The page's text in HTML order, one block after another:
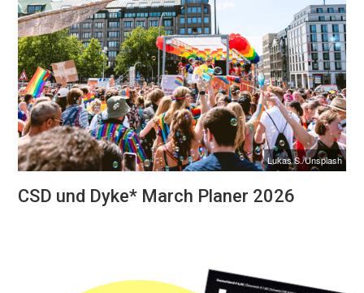
Lukas S./Unsplash
CSD und Dyke* March Planer 2026